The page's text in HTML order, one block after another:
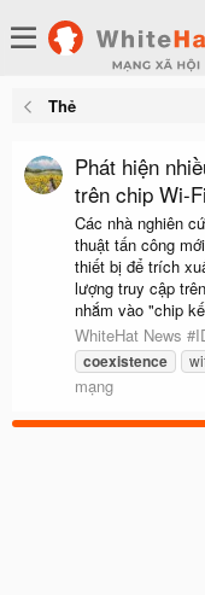
Thẻ
Phát hiện
trên chip Wi-
Các nhà nghiên
thuật tấn công
thiết bị để trích
lượng truy cập
nhắm vào "chip
WhiteHat News
coexistence
mạng